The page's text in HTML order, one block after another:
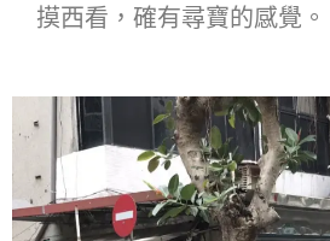
摸西看，確有尋寶的感覺。